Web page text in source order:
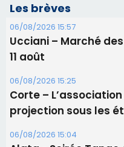
Alata - Soirée Tango
Benedetto
05/08/2026 09:53
Biguglia : messe de
procession le 14 août
31/07/2026 08:24
Tennis - Début ce
RCPV